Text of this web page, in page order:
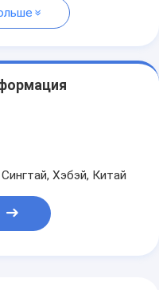
Хэбэй, Китай